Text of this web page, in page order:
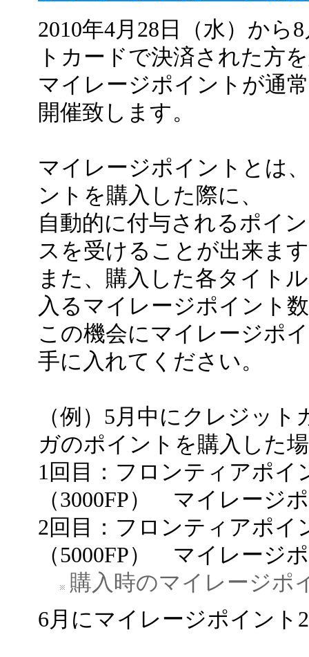
2010年4月28日（水）から
トカードで決済された方
マイレージポイントが通
開催致します。
マイレージポイントとは
ントを購入した際に、
自動的に付与されるポイ
スを受けることが出来ま
また、購入した各タイト
入るマイレージポイント
この機会にマイレージポ
手に入れてください。
（例）5月中にクレジッ
ガのポイントを購入した
1回目：フロンティアポイ
（3000FP） マイレージ
2回目：フロンティアポイ
（5000FP） マイレージ
購入時のマイレージポ
6月にマイレージポイント